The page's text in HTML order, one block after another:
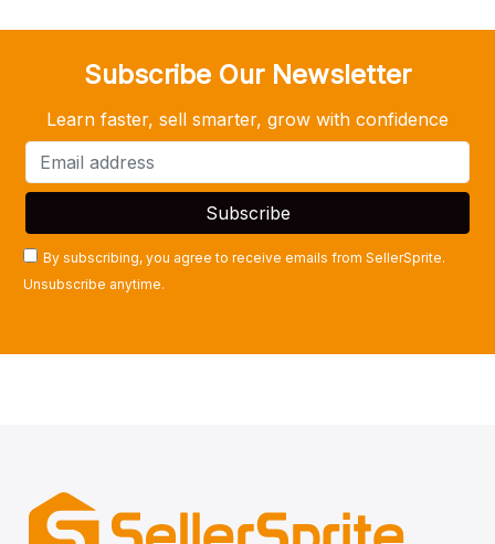
Subscribe Our Newsletter
Learn faster, sell smarter, grow with confidence
By subscribing, you agree to receive emails from SellerSprite.
Unsubscribe anytime.